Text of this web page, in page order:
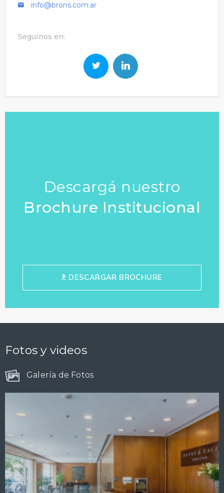
info@brons.com.ar
Seguinos en:
Descargá nuestro
Brochure Institucional
DESCARGAR BROCHURE
Fotos y videos
Galería de Fotos